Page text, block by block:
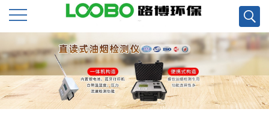
公
司
首